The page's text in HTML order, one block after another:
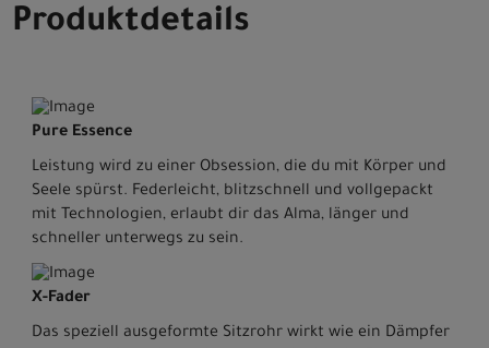
Produktdetails
Pure Essence
Leistung wird zu einer Obsession, die du mit Körper und
Seele spürst. Federleicht, blitzschnell und vollgepackt
mit Technologien, erlaubt dir das Alma, länger und
schneller unterwegs zu sein.
X-Fader
Das speziell ausgeformte Sitzrohr wirkt wie ein Dämpfer